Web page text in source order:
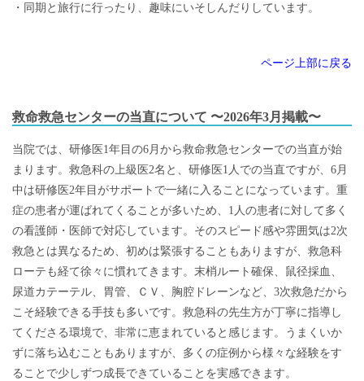
・同期と旅行に行ったり、趣味にいそしんだりしています。
ページ上部に戻る
救命救急センターの当直について 〜2026年3月掲載〜
当院では、研修医1年目の6月から救命救急センターでの当直が始
まります。救急科の上級医2名と、研修医1人での当直ですが、6月
中は研修医2年目がサポートで一緒に入ることになっています。重
症の患者が運ばれてくることが多いため、1人の患者に対して多く
の看護師・医師で対応しています。そのスピード感や雰囲気は2次
救急とは異なるため、初めは緊張することもありますが、救急科
ローテも経て徐々に慣れてきます。末梢ルート確保、鼠径採血、
尿道カテーテル、胃管、ＣＶ、胸腔ドレーンなど、3次救急だから
こそ経験できる手技も多いです。救急科の先生方が丁寧に指導し
てくださる環境で、非常に恵まれていると感じます。うまくいか
ずに落ち込むこともありますが、多くの症例から様々な経験をす
ることで少しずつ成長できていることを実感できます。